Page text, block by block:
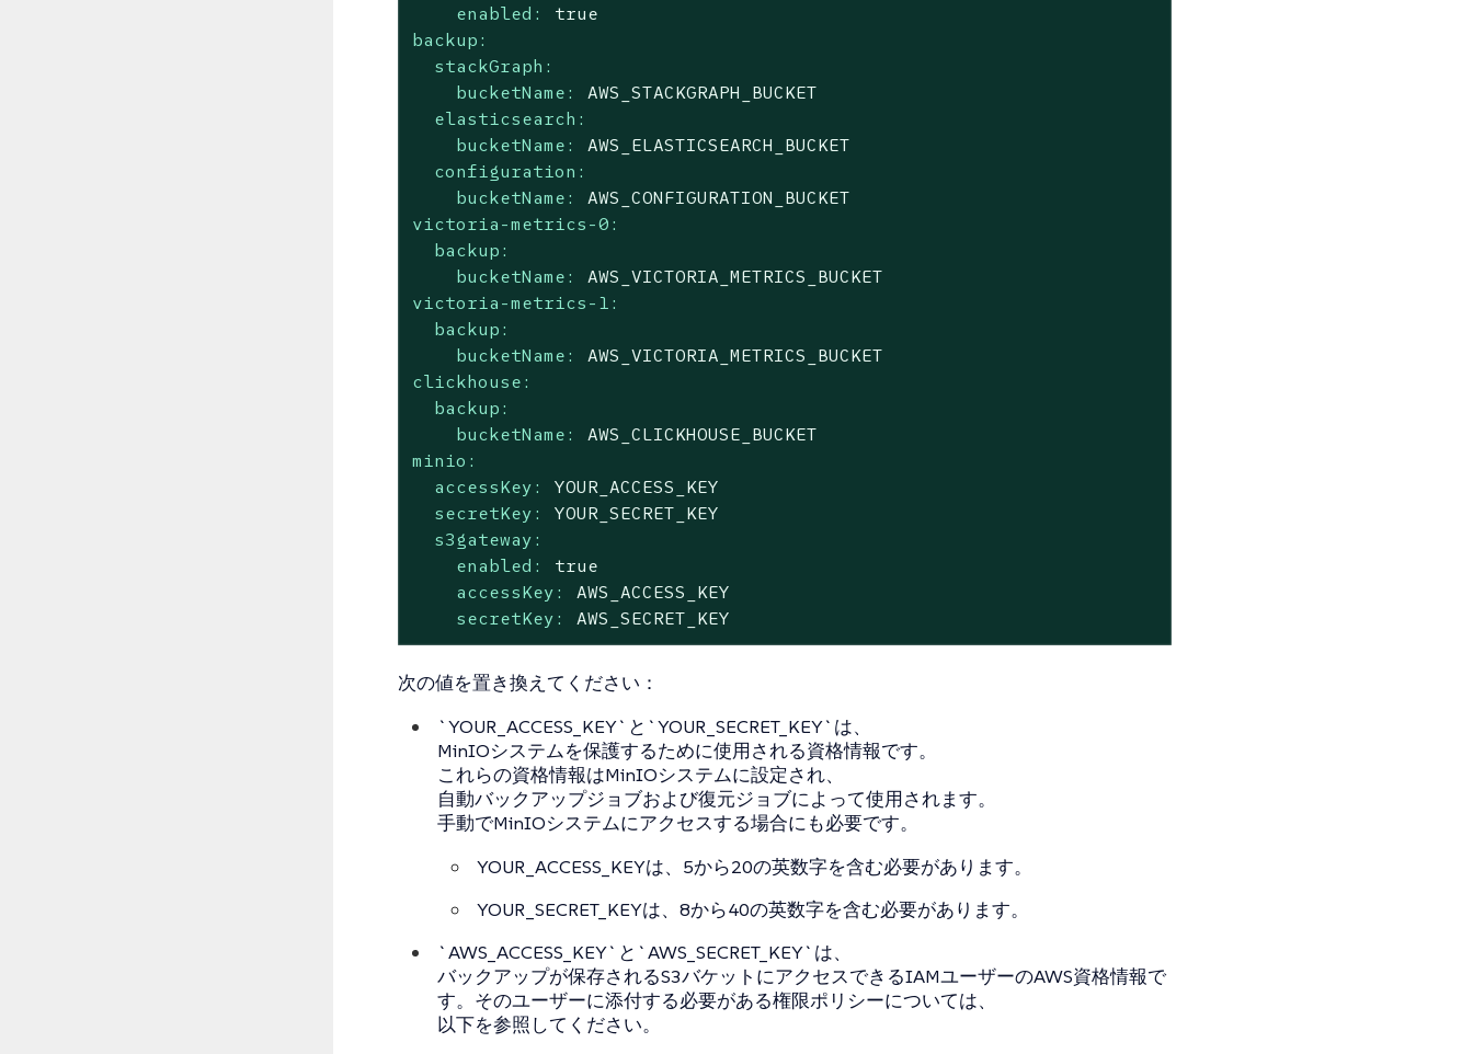
enabled:
true
backup:
stackGraph:
bucketName:
AWS_STACKGRAPH_BUCKET
elasticsearch:
bucketName:
AWS_ELASTICSEARCH_BUCKET
configuration:
bucketName:
AWS_CONFIGURATION_BUCKET
victoria-metrics-0:
backup:
bucketName:
AWS_VICTORIA_METRICS_BUCKET
victoria-metrics-1:
backup:
bucketName:
AWS_VICTORIA_METRICS_BUCKET
clickhouse:
backup:
bucketName:
AWS_CLICKHOUSE_BUCKET
minio:
accessKey:
YOUR_ACCESS_KEY
secretKey:
YOUR_SECRET_KEY
s3gateway:
enabled:
true
accessKey:
AWS_ACCESS_KEY
secretKey:
AWS_SECRET_KEY
次の値を置き換えてください：
`YOUR_ACCESS_KEY`と`YOUR_SECRET_KEY`は、
MinIOシステムを保護するために使用される資格情報です。
これらの資格情報はMinIOシステムに設定され、
自動バックアップジョブおよび復元ジョブによって使用されます。
手動でMinIOシステムにアクセスする場合にも必要です。
YOUR_ACCESS_KEYは、5から20の英数字を含む必要があります。
YOUR_SECRET_KEYは、8から40の英数字を含む必要があります。
`AWS_ACCESS_KEY`と`AWS_SECRET_KEY`は、
バックアップが保存されるS3バケットにアクセスできるIAMユーザーのAWS資格情報で
す。そのユーザーに添付する必要がある権限ポリシーについては、
以下を参照してください。